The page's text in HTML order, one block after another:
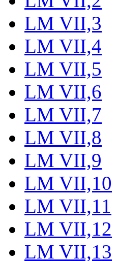
LM VII,3
LM VII,4
LM VII,5
LM VII,6
LM VII,7
LM VII,8
LM VII,9
LM VII,10
LM VII,11
LM VII,12
LM VII,13